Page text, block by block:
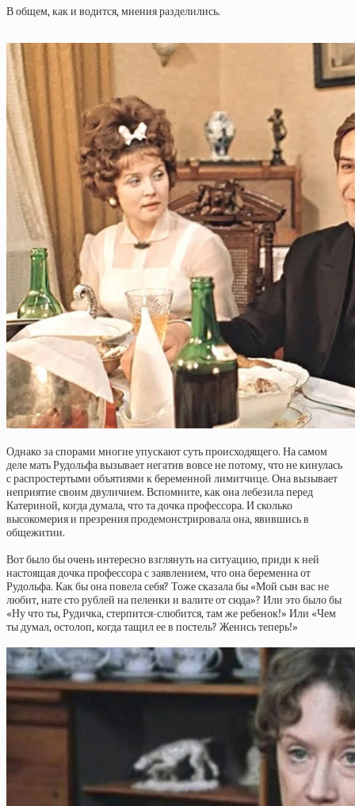
В общем, как и водится, мнения разделились.
Однако за спорами многие упускают суть происходящего. На самом
деле мать Рудольфа вызывает негатив вовсе не потому, что не кинулась
с распростертыми объятиями к беременной лимитчице. Она вызывает
неприятие своим двуличием. Вспомните, как она лебезила перед
Катериной, когда думала, что та дочка профессора. И сколько
высокомерия и презрения продемонстрировала она, явившись в
общежитии.
Вот было бы очень интересно взглянуть на ситуацию, приди к ней
настоящая дочка профессора с заявлением, что она беременна от
Рудольфа. Как бы она повела себя? Тоже сказала бы «Мой сын вас не
любит, нате сто рублей на пеленки и валите от сюда»? Или это было бы
«Ну что ты, Рудичка, стерпится-слюбится, там же ребенок!» Или «Чем
ты думал, остолоп, когда тащил ее в постель? Женись теперь!»